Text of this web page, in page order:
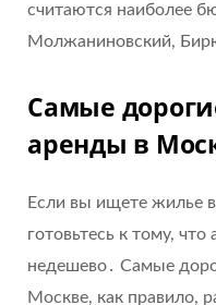
считаются наиболее
Молжаниновский,
Самые
аренды в
Если вы ищете жилье
готовьтесь к тому,
недешево․ Самые
Москве, как правило,